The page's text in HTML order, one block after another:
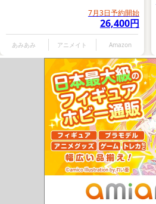
7月3日予約開始
26,400円
あみあみ アニメイト Amazon